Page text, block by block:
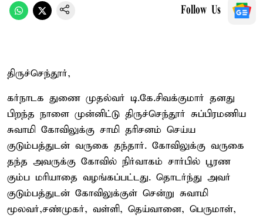
Follow Us
திருச்செந்தூர்,
கர்நாடக துணை முதல்வர் டி.கே.சிவக்குமார் தனது
பிறந்த நாளை முன்னிட்டு திருச்செந்தூர் சுப்பிரமணிய
சுவாமி கோவிலுக்கு சாமி தரிசனம் செய்ய
குடும்பத்துடன் வருகை தந்தார். கோவிலுக்கு வருகை
தந்த அவருக்கு கோவில் நிர்வாகம் சார்பில் பூரண
கும்ப மரியாதை வழங்கப்பட்டது. தொடர்ந்து அவர்
குடும்பத்துடன் கோவிலுக்குள் சென்று சுவாமி
மூலவர்,சண்முகர், வள்ளி, தெய்வானை, பெருமாள்,